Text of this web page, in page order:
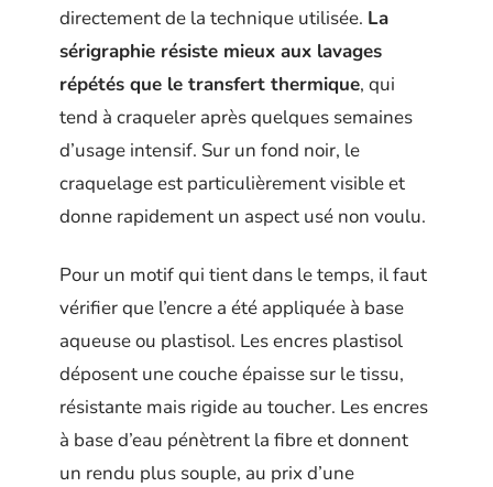
directement de la technique utilisée. La
sérigraphie résiste mieux aux lavages
répétés que le transfert thermique, qui
tend à craqueler après quelques semaines
d’usage intensif. Sur un fond noir, le
craquelage est particulièrement visible et
donne rapidement un aspect usé non voulu.
Pour un motif qui tient dans le temps, il faut
vérifier que l’encre a été appliquée à base
aqueuse ou plastisol. Les encres plastisol
déposent une couche épaisse sur le tissu,
résistante mais rigide au toucher. Les encres
à base d’eau pénètrent la fibre et donnent
un rendu plus souple, au prix d’une